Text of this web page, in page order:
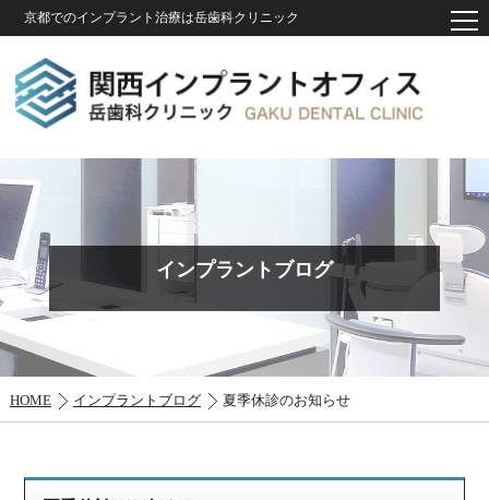
京都でのインプラント治療は岳歯科クリニック
インプラントブログ
HOME インプラントブログ 夏季休診のお知らせ